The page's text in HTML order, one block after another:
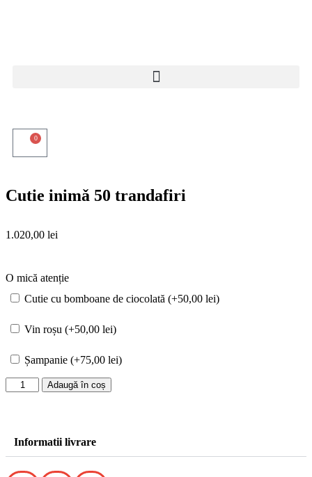
0
Cutie inimǎ 50 trandafiri
1.020,00 lei
O mică atenție
Cutie cu bomboane de ciocolată (+50,00 lei)
Vin roșu (+50,00 lei)
Șampanie (+75,00 lei)
Adaugă în coș
Informatii livrare